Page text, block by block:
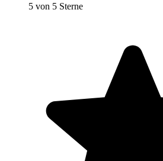
5 von 5 Sterne